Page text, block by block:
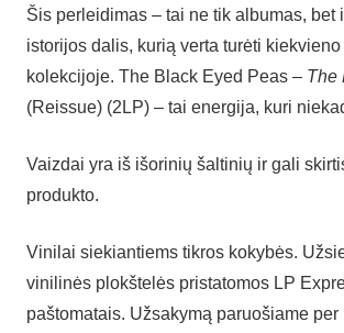
Šis perleidimas – tai ne tik albumas, bet
istorijos dalis, kurią verta turėti
kolekcijoje. The Black Eyed Peas – The
(Reissue) (2LP) – tai energija, kuri
Vaizdai yra iš išorinių šaltinių ir gali
produkto.
Vinilai siekiantiems tikros kokybės.
vinilinės plokštelės pristatomos LP
paštomatais. Užsakymą paruošiame per